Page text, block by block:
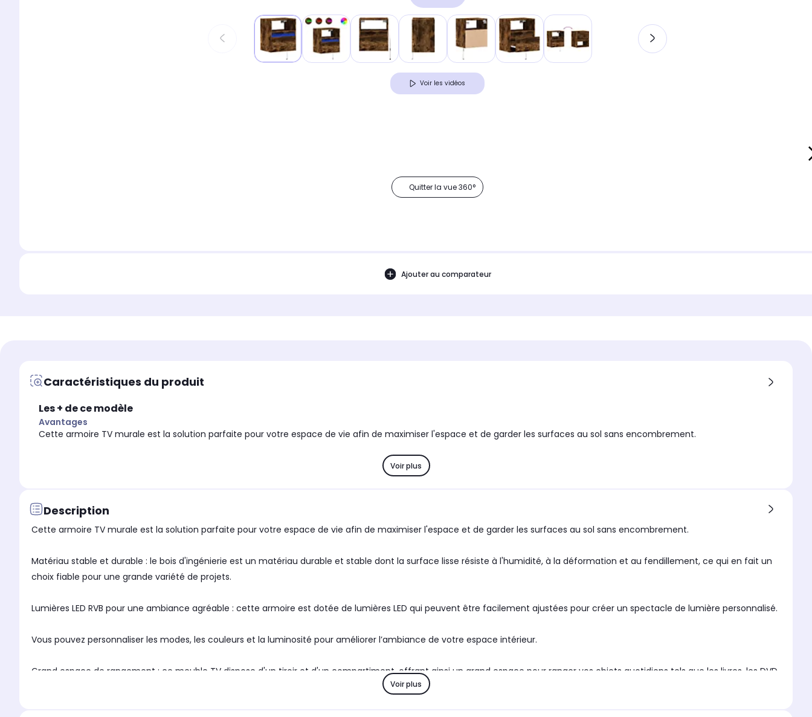
Voir les vidéos
Quitter la vue 360°
Ajouter au comparateur
Caractéristiques du produit
Les + de ce modèle
Avantages
Cette armoire TV murale est la solution parfaite pour votre espace de vie afin de maximiser l'espace et de garder les surfaces au sol sans encombrement.
Voir plus
Description
Cette armoire TV murale est la solution parfaite pour votre espace de vie afin de maximiser l'espace et de garder les surfaces au sol sans encombrement.
Matériau stable et durable : le bois d'ingénierie est un matériau durable et stable dont la surface lisse résiste à l'humidité, à la déformation et au fendillement, ce qui en fait un
choix fiable pour une grande variété de projets.
Lumières LED RVB pour une ambiance agréable : cette armoire est dotée de lumières LED qui peuvent être facilement ajustées pour créer un spectacle de lumière personnalisé.
Vous pouvez personnaliser les modes, les couleurs et la luminosité pour améliorer l’ambiance de votre espace intérieur.
Grand espace de rangement : ce meuble TV dispose d'un tiroir et d'un compartiment, offrant ainsi un grand espace pour ranger vos objets quotidiens tels que les livres, les DVD,
les accessoires multimédias et d'autres articles bien organisés et à portée de main. Voir plus